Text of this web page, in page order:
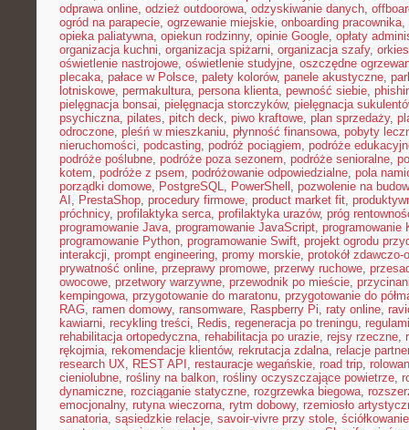
odprawa online, odzież outdoorowa, odzyskiwanie danych,
ogród na parapecie, ogrzewanie miejskie, onboarding pracownika,
opieka paliatywna, opiekun rodzinny, opinie Google, opłaty
organizacja kuchni, organizacja spiżarni, organizacja szafy,
oświetlenie nastrojowe, oświetlenie studyjne, oszczędne
plecaka, pałace w Polsce, palety kolorów, panele akustyczne,
lotniskowe, permakultura, persona klienta, pewność siebie,
pielęgnacja bonsai, pielęgnacja storczyków, pielęgnacja
psychiczna, pilates, pitch deck, piwo kraftowe, plan sprzedaży,
odroczone, pleśń w mieszkaniu, płynność finansowa, pobyty
nieruchomości, podcasting, podróż pociągiem, podróże
podróże poślubne, podróże poza sezonem, podróże senioralne,
kotem, podróże z psem, podróżowanie odpowiedzialne, pola
porządki domowe, PostgreSQL, PowerShell , pozwolenie na
AI , PrestaShop, procedury firmowe, product market fit,
próchnicy, profilaktyka serca, profilaktyka urazów, próg
programowanie Java, programowanie JavaScript, programowanie
programowanie Python, programowanie Swift, projekt ogrodu
interakcji, prompt engineering, promy morskie, protokół zdawczo-
prywatność online, przeprawy promowe, przerwy ruchowe,
owocowe, przetwory warzywne, przewodnik po mieście,
kempingowa, przygotowanie do maratonu, przygotowanie do
RAG, ramen domowy, ransomware, Raspberry Pi, raty online,
kawiarni, recykling treści, Redis, regeneracja po treningu,
rehabilitacja ortopedyczna, rehabilitacja po urazie, rejsy rzeczne,
rękojmia, rekomendacje klientów, rekrutacja zdalna, relacje
research UX, REST API , restauracje wegańskie, road trip,
cieniolubne, rośliny na balkon, rośliny oczyszczające powietrze,
dynamiczne, rozciąganie statyczne, rozgrzewka biegowa,
emocjonalny, rutyna wieczorna, rytm dobowy, rzemiosło
sanatoria, sąsiedzkie relacje, savoir-vivre przy stole, ściółkowanie